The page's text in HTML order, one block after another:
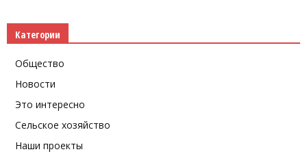
Категории
Общество
Новости
Это интересно
Сельское хозяйство
Наши проекты